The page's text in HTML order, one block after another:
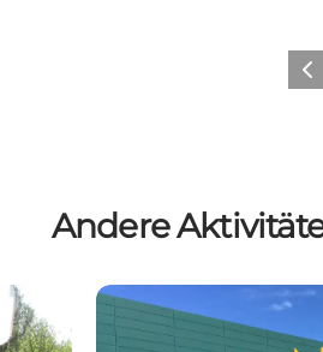
Andere
Padel hos Lanternen